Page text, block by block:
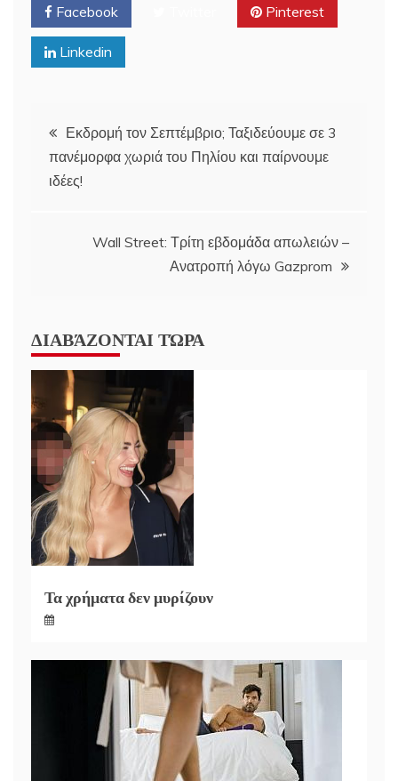
Facebook Pinterest
Linkedin
Post
navigation
Εκδρομή τον Σεπτέμβριο; Ταξιδεύουμε σε 3
πανέμορφα χωριά του Πηλίου και παίρνουμε
ιδέες!
Wall Street: Τρίτη εβδομάδα απωλειών –
Ανατροπή λόγω Gazprom
ΔΙΑΒΆΖΟΝΤΑΙ ΤΏΡΑ
Τα χρήματα δεν μυρίζουν